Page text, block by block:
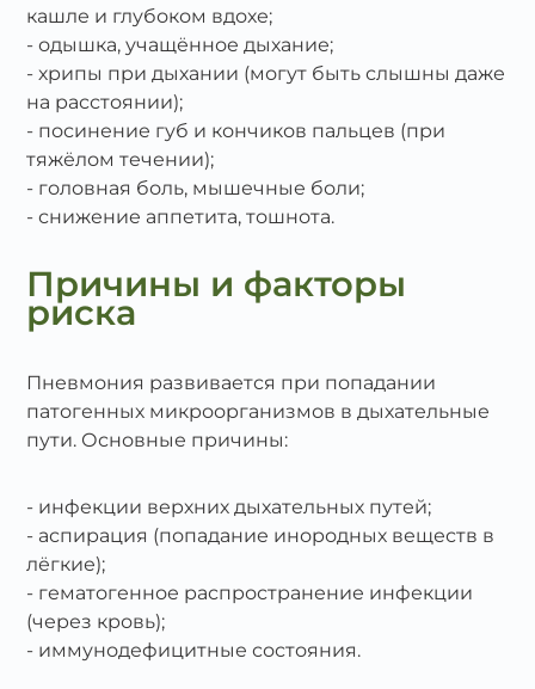
кашле и глубоком вдохе;
одышка, учащённое дыхание;
хрипы при дыхании (могут быть слышны даже
на расстоянии);
посинение губ и кончиков пальцев (при
тяжёлом течении);
головная боль, мышечные боли;
снижение аппетита, тошнота.
Причины и факторы
риска
Пневмония развивается при попадании
патогенных микроорганизмов в дыхательные
пути. Основные причины:
инфекции верхних дыхательных путей;
аспирация (попадание инородных веществ в
лёгкие);
гематогенное распространение инфекции
(через кровь);
иммунодефицитные состояния.